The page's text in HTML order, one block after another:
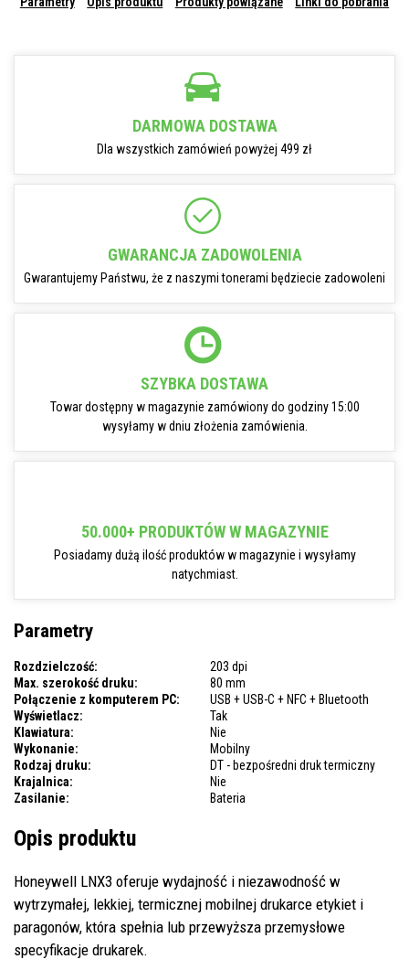
DARMOWA DOSTAWA
Dla wszystkich zamówień powyżej 499 zł
GWARANCJA ZADOWOLENIA
Gwarantujemy Państwu, że z naszymi tonerami będziecie zadowoleni
SZYBKA DOSTAWA
Towar dostępny w magazynie zamówiony do godziny 15:00
wysyłamy w dniu złożenia zamówienia.
50.000+ PRODUKTÓW W MAGAZYNIE
Posiadamy dużą ilość produktów w magazynie i wysyłamy
natychmiast.
Parametry
Rozdzielczość:
203 dpi
Max. szerokość druku:
80 mm
Połączenie z komputerem PC:
USB + USB-C + NFC + Bluetooth
Wyświetlacz:
Tak
Klawiatura:
Nie
Wykonanie:
Mobilny
Rodzaj druku:
DT - bezpośredni druk termiczny
Krajalnica:
Nie
Zasilanie:
Bateria
Opis produktu
Honeywell LNX3 oferuje wydajność i niezawodność w
wytrzymałej, lekkiej, termicznej mobilnej drukarce etykiet i
paragonów, która spełnia lub przewyższa przemysłowe
specyfikacje drukarek.